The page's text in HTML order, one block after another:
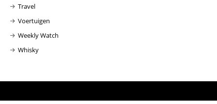
Travel
Voertuigen
Weekly Watch
Whisky